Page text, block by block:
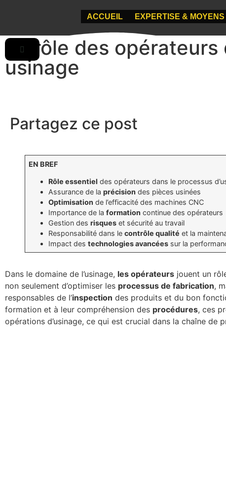
ACCUEIL EXPERTISE & MOYENS
Le rôle des
usinage
Partagez ce post
EN BREF
Rôle essentiel des opérateurs dans le processus
Assurance de laprécision des pièces usinées
Optimisation de l’efficacité des machines CNC
Importance de laformation continue des opérateurs
Gestion desrisques et sécurité au travail
Responsabilité dans lecontrôle qualité et la
Impact destechnologies avancées sur la
Dans le domaine de l’usinage, les opérateurs jouent un
non seulement d’optimiser les processus de fabrication,
responsables de l’inspection des produits et du bon
formation et à leur compréhension des procédures, ces
opérations d’usinage, ce qui est crucial dans la chaîne de